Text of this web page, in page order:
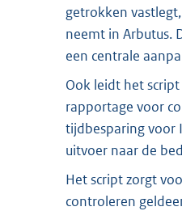
getrokken
neemt in Arbutus.
een centrale
Ook leidt het
rapportage voor
tijdbesparing voor
uitvoer naar de
Het script zorgt
controleren